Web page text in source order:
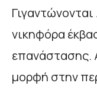
νικηφόρα
επανάστασης.
μορφή στην